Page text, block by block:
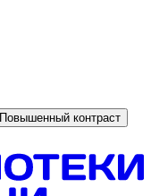
Повышенный контраст